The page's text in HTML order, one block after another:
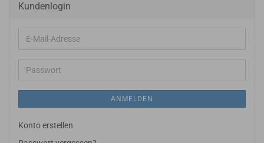
Kundenlogin
E-
Mail-
Adresse
Passwort
ANMELDEN
Konto erstellen